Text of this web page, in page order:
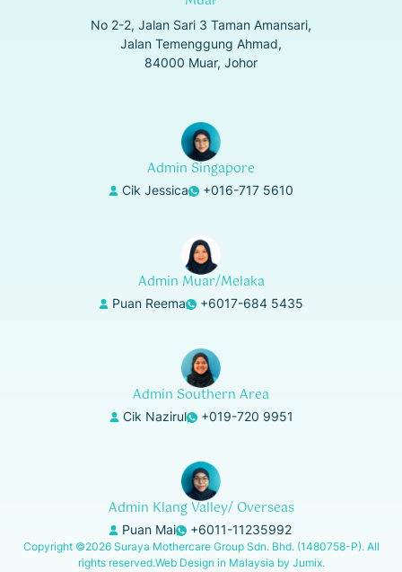
No 2-2, Jalan Sari 3 Taman Amansari,
Jalan Temenggung Ahmad,
84000 Muar, Johor
Admin Singapore
Cik Jessica +016-717 5610
Admin Muar/Melaka
Puan Reema +6017-684 5435
Admin Southern Area
Cik Nazirul +019-720 9951
Admin Klang Valley/ Overseas
Puan Mai +6011-11235992
Copyright ©2026 Suraya Mothercare Group Sdn. Bhd. (1480758-P). All
rights reserved.Web Design in Malaysia by Jumix.